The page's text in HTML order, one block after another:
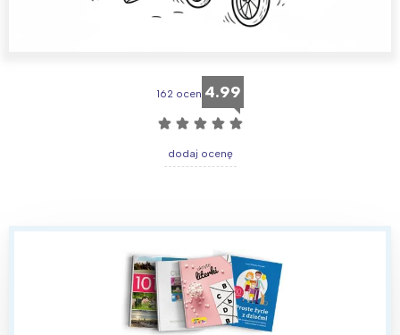
162 ocen 4.99
☆ ☆ ☆ ☆ ☆
dodaj ocenę